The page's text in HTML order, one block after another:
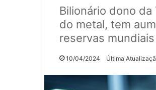
Bilionário dono
do metal, tem
reservas mundiais
10/04/2024 Última